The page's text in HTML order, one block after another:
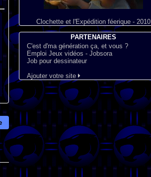
Clochette et l'Expédition féerique - 2010
PARTENAIRES
C'est d'ma génération ça, et vous ?
Emploi Jeux vidéos - Jobsora
Job pour dessinateur
Ajouter votre site